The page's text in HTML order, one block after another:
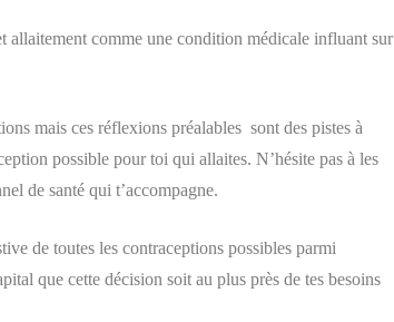
allaitement comme une condition médicale influant sur
mais ces réflexions préalables sont des pistes à
possible pour toi qui allaites. N’hésite pas à les
de santé qui t’accompagne.
de toutes les contraceptions possibles parmi
que cette décision soit au plus près de tes besoins